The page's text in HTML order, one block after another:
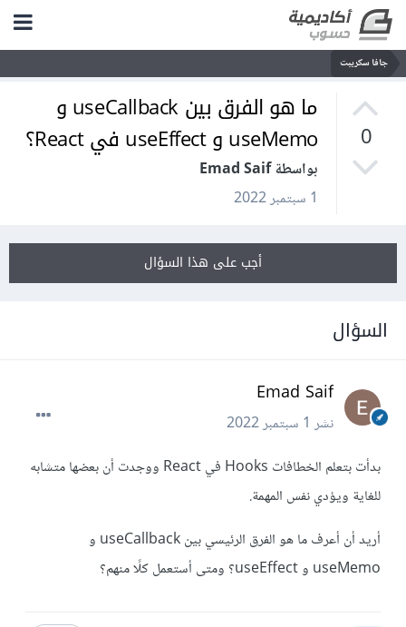
جافا سكريبت
0
ما هو الفرق بين useCallback و
useMemo و useEffect في React؟
بواسطة Emad Saif
1 سبتمبر 2022
أجب على هذا السؤال
السؤال
Emad Saif
نشر1 سبتمبر 2022
بدأت بتعلم الخطافات Hooks في React ووجدت أن بعضها متشابه
للغاية ويؤدي نفس المهمة.
أريد أن أعرف ما هو الفرق الرئيسي بين useCallback و
useMemo و useEffect؟ ومتى أستعمل كلًا منهم؟